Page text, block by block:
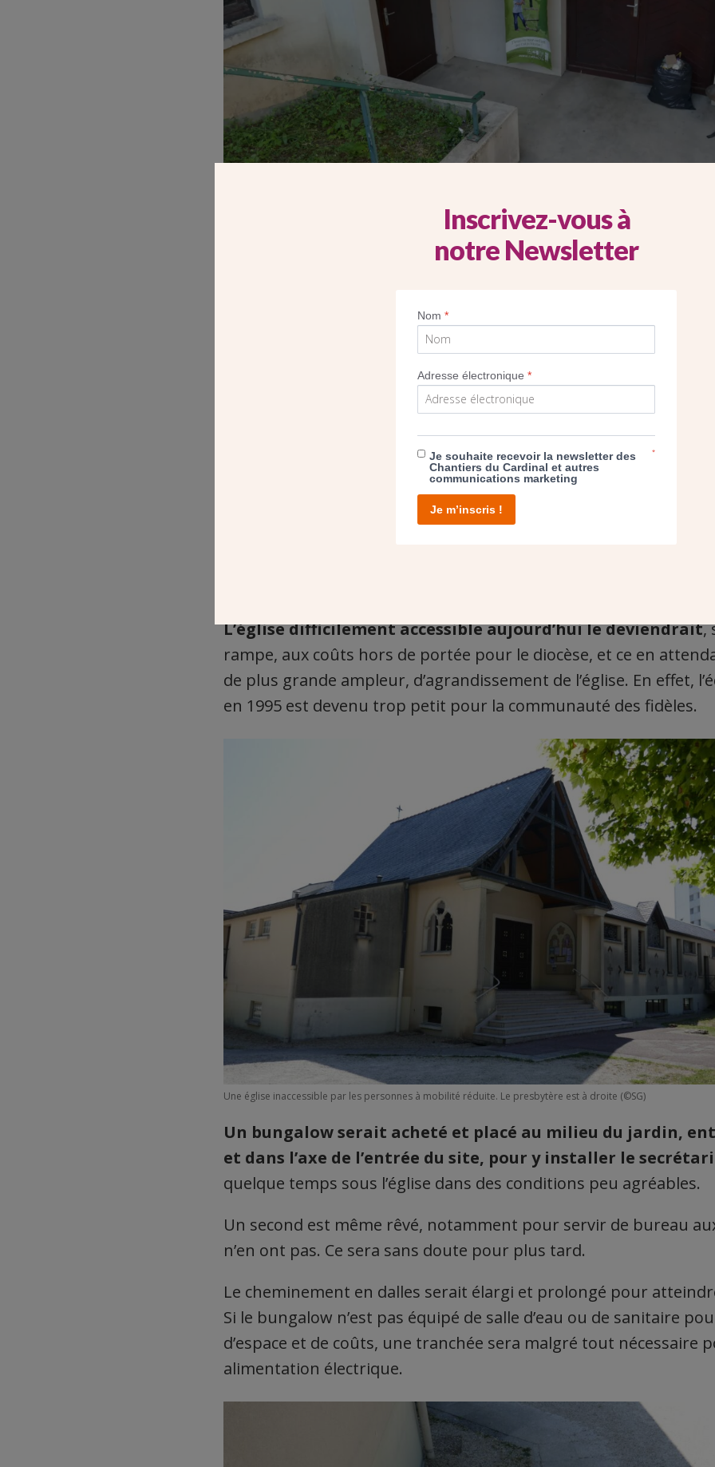
Des salles en sous-sol inaccessibles par les personnes à mobilité réduite (©SG)
L’église difficilement accessible aujourd’hui le deviendrait,
rampe, aux coûts hors de portée pour le diocèse, et ce en
de plus grande ampleur, d’agrandissement de l’église. En effet,
en 1995 est devenu trop petit pour la communauté des fidèles.
Une église inaccessible par les personnes à mobilité réduite. Le presbytère est à droite (©SG)
Un bungalow serait acheté et placé au milieu du jardin,
et dans l’axe de l’entrée du site, pour y installer le
quelque temps sous l’église dans des conditions peu agréables.
Un second est même rêvé, notamment pour servir de bureau
n’en ont pas. Ce sera sans doute pour plus tard.
Le cheminement en dalles serait élargi et prolongé pour
Si le bungalow n’est pas équipé de salle d’eau ou de sanitaire
d’espace et de coûts, une tranchée sera malgré tout nécessaire
alimentation électrique.
Inscrivez-vous à
notre Newsletter
Nom*
Adresse électronique*
Je souhaite recevoir la newsletter des
Chantiers du Cardinal et autres
communications marketing
*
Je m’inscris !